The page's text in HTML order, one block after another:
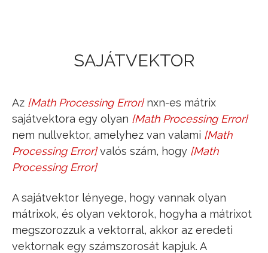
SAJÁTVEKTOR
Az [Math Processing Error]
A
nxn-es mátrix
sajátvektora egy olyan [Math Processing Error]
v_
nem nullvektor, amelyhez van valami [Math
Processing Error]
λ
valós szám, hogy [Math
Processing Error]
A⋅v_=λ
A sajátvektor lényege, hogy vannak olyan
mátrixok, és olyan vektorok, hogyha a mátrixot
megszorozzuk a vektorral, akkor az eredeti
vektornak egy számszorosát kapjuk. A